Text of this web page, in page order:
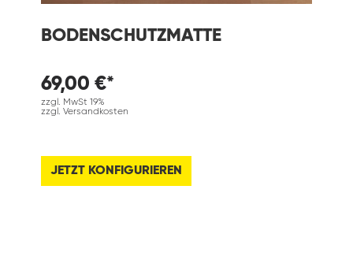
BODENSCHUTZMATTE
69,00 €*
zzgl. MwSt 19%
zzgl. Versandkosten
JETZT KONFIGURIEREN